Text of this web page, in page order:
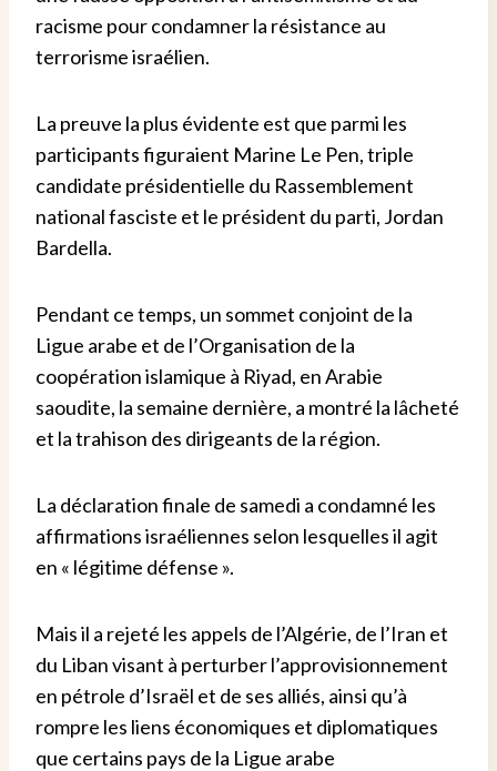
racisme pour condamner la résistance au
terrorisme israélien.
La preuve la plus évidente est que parmi les
participants figuraient Marine Le Pen, triple
candidate présidentielle du Rassemblement
national fasciste et le président du parti, Jordan
Bardella.
Pendant ce temps, un sommet conjoint de la
Ligue arabe et de l’Organisation de la
coopération islamique à Riyad, en Arabie
saoudite, la semaine dernière, a montré la lâcheté
et la trahison des dirigeants de la région.
La déclaration finale de samedi a condamné les
affirmations israéliennes selon lesquelles il agit
en « légitime défense ».
Mais il a rejeté les appels de l’Algérie, de l’Iran et
du Liban visant à perturber l’approvisionnement
en pétrole d’Israël et de ses alliés, ainsi qu’à
rompre les liens économiques et diplomatiques
que certains pays de la Ligue arabe